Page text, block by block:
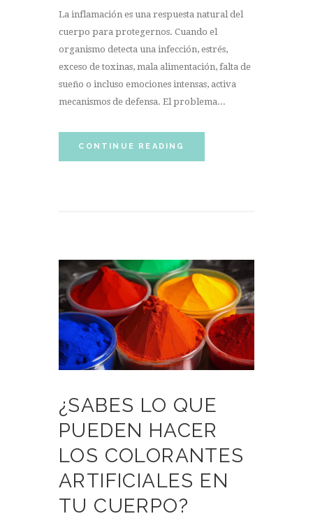
La inflamación es una respuesta natural del
cuerpo para protegernos. Cuando el
organismo detecta una infección, estrés,
exceso de toxinas, mala alimentación, falta de
sueño o incluso emociones intensas, activa
mecanismos de defensa. El problema...
CONTINUE READING
¿SABES LO QUE
PUEDEN HACER
LOS COLORANTES
ARTIFICIALES EN
TU CUERPO?